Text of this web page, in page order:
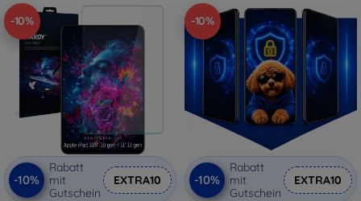
-10%
-10%
Rabatt
mit
Gutschein
EXTRA10
-10%
-10%
Rabatt
mit
Gutschein
EXTRA10